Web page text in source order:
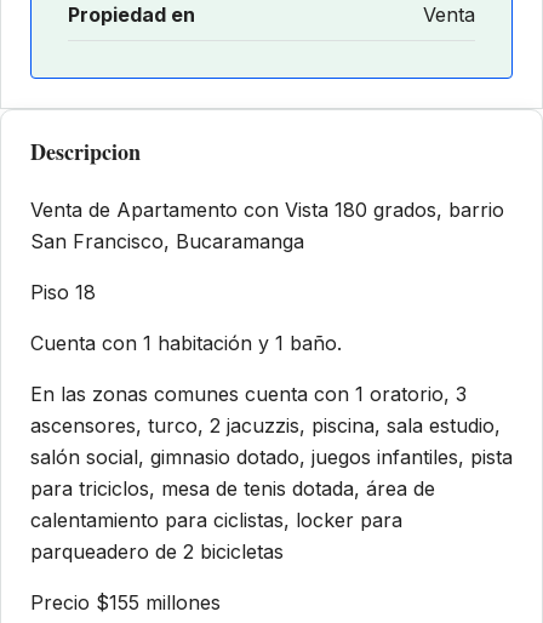
Propiedad en Venta
Descripcion
Venta de Apartamento con Vista 180 grados, barrio
San Francisco, Bucaramanga
Piso 18
Cuenta con 1 habitación y 1 baño.
En las zonas comunes cuenta con 1 oratorio, 3
ascensores, turco, 2 jacuzzis, piscina, sala estudio,
salón social, gimnasio dotado, juegos infantiles, pista
para triciclos, mesa de tenis dotada, área de
calentamiento para ciclistas, locker para
parqueadero de 2 bicicletas
Precio $155 millones